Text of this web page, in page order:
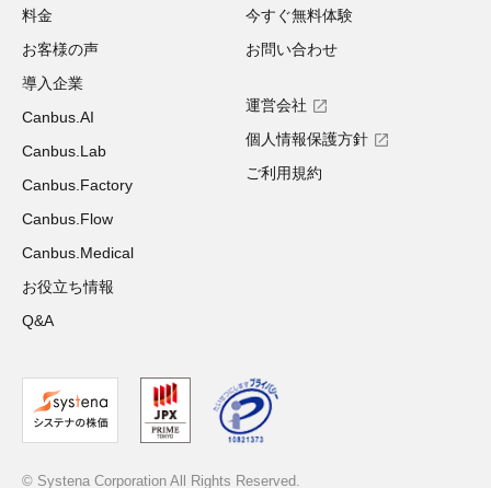
料金
お客様の声
導入企業
Canbus.AI
Canbus.Lab
Canbus.Factory
Canbus.Flow
Canbus.Medical
お役立ち情報
Q&A
今すぐ無料体験
お問い合わせ
運営会社
個人情報保護方針
ご利用規約
© Systena Corporation All Rights Reserved.